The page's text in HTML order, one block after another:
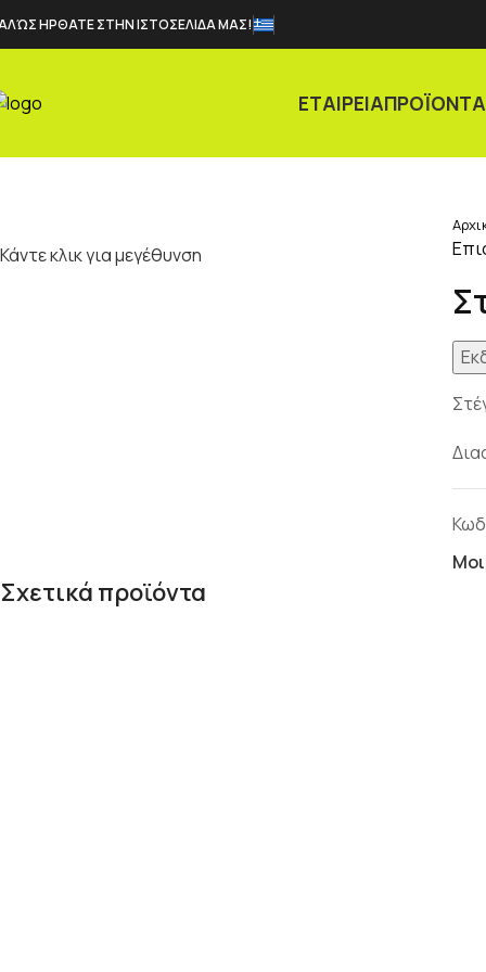
ΗΡΘΑΤΕ ΣΤΗΝ ΙΣΤΟΣΕΛΙΔΑ ΜΑΣ!
ΕΤΑΙΡΕΙΑΠΡΟΪΟΝΤΑ
Κάντε κλικ για μεγέθυνση
Σχετικά προϊόντα